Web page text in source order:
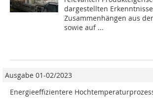
dargestellten
Zusammenhängen aus
sowie auf ...
Ausgabe 01-02/2023
Energieeffizientere